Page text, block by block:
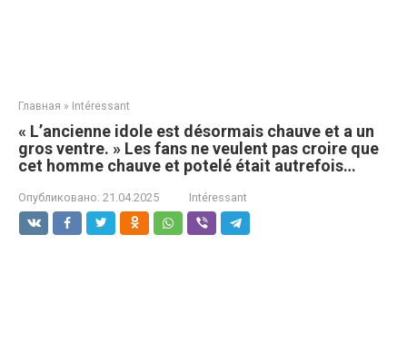
Главная » Intéressant
« L’ancienne idole est désormais chauve et a un
gros ventre. » Les fans ne veulent pas croire que
cet homme chauve et potelé était autrefois…
Опубликовано: 21.04.2025 Intéressant